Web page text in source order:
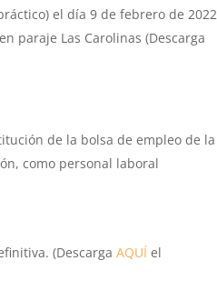
el día 9 de febrero de 2022
paraje Las Carolinas (Descarga
de la bolsa de empleo de la
como personal laboral
(DescargaAQUÍ el